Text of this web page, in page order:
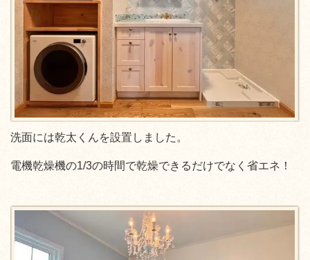
洗面には乾太くんを設置しました。
電機乾燥機の1/3の時間で乾燥できるだけでなく省エネ！